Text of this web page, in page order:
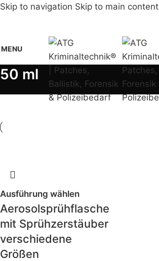
Skip to navigation Skip to main content
MENU
50 ml
Ausführung wählen
Aerosolsprühflasche
mit Sprühzerstäuber
verschiedene
Größen